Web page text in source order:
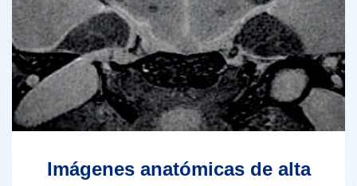
Imágenes anatómicas de alta